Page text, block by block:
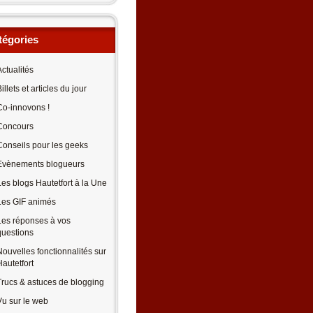
et articles du jour
innovons !
pour les geeks
blogueurs
blogs Hautetfort à la Une
GIF animés
réponses à vos
fonctionnalités sur
& astuces de blogging
sur le web